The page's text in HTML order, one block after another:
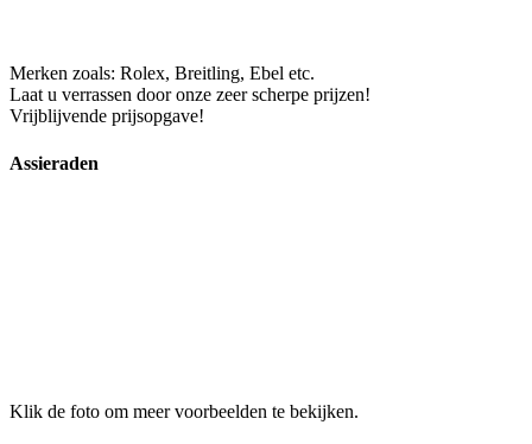
Merken zoals: Rolex, Breitling, Ebel etc.
Laat u verrassen door onze zeer scherpe prijzen!
Vrijblijvende prijsopgave!
Assieraden
Klik de foto om meer voorbeelden te bekijken.